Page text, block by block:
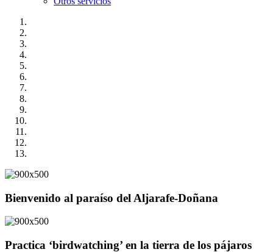
Bienvenido al paraíso del Aljarafe-Doñana
Practica ‘birdwatching’ en la tierra de los pájaros